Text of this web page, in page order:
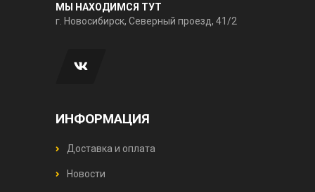
МЫ НАХОДИМСЯ ТУТ
г. Новосибирск, Северный проезд, 41/2
ИНФОРМАЦИЯ
Доставка и оплата
Новости